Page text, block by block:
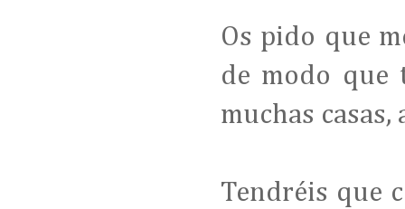
Os pido que
de modo que
muchas casas,
Tendréis que